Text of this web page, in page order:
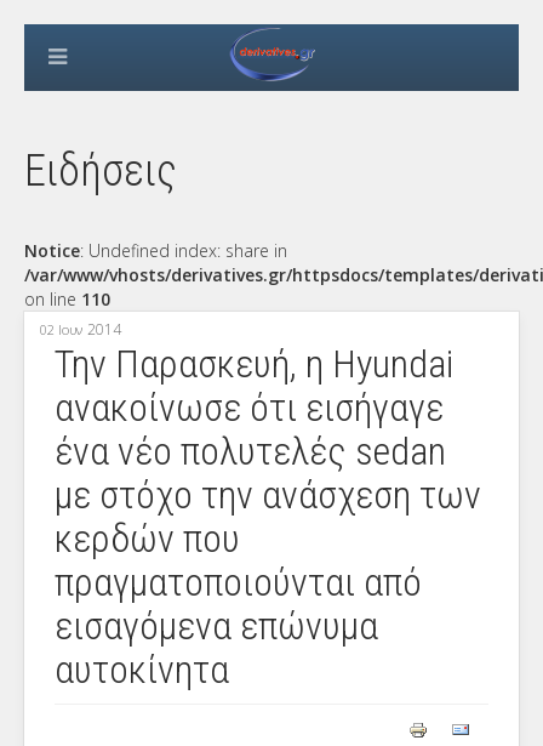
Ειδήσεις
Notice: Undefined index: share in
/var/www/vhosts/derivatives.gr/httpsdocs/templates/
on line 110
02 Ιουν 2014
Την Παρασκευή, η Hyundai
ανακοίνωσε ότι εισήγαγε
ένα νέο πολυτελές sedan
με στόχο την ανάσχεση των
κερδών που
πραγματοποιούνται από
εισαγόμενα επώνυμα
αυτοκίνητα